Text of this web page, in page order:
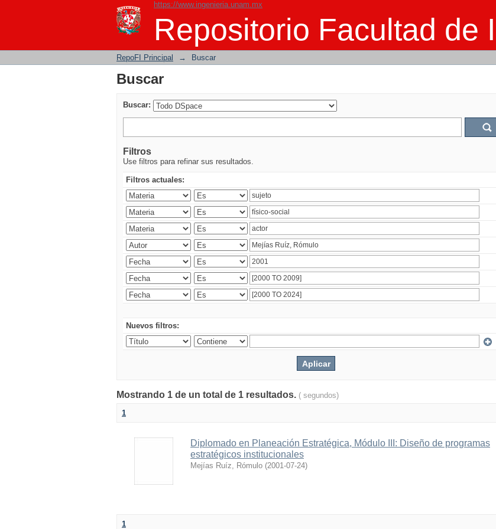
https://www.ingenieria.unam.mx
Repositorio Facultad de
Buscar
RepoFI Principal → Buscar
Buscar
Buscar:
Filtros
Use filtros para refinar sus resultados.
Filtros actuales:
Nuevos filtros:
Mostrando 1 de un total de 1 resultados. ( segundos)
1
Diplomado en Planeación Estratégica, Módulo III: Diseño de programas
estratégicos institucionales
Mejías Ruíz, Rómulo (2001-07-24)
1